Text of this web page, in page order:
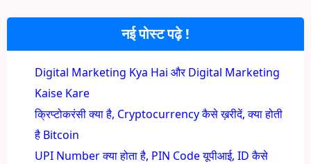
नई पोस्ट पढ़े !
Digital Marketing Kya Hai और Digital Marketing
Kaise Kare
क्रिप्टोकरंसी क्या है, Cryptocurrency कैसे ख़रीदें, क्या होती
है Bitcoin
UPI Number क्या होता है, PIN Code यूपीआई, ID कैसे